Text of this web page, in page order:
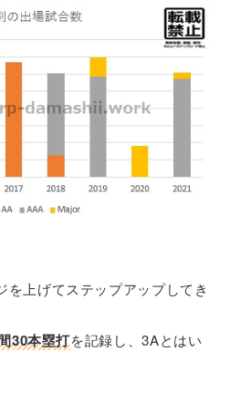
を上げてステップアップしてき
30本塁打を記録し、3Aとはい